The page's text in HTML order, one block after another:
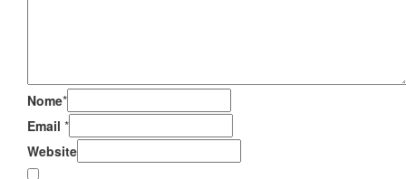
Nome*
Email *
Website